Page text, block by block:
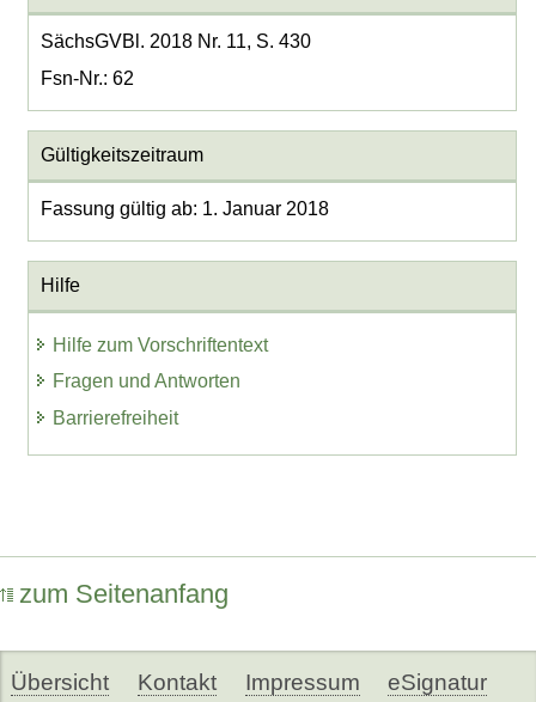
SächsGVBl. 2018 Nr. 11, S. 430
Fsn-Nr.: 62
Gültigkeitszeitraum
Fassung gültig ab: 1. Januar 2018
Hilfe
Hilfe zum Vorschriftentext
Fragen und Antworten
Barrierefreiheit
zum Seitenanfang
Übersicht Kontakt Impressum eSignatur